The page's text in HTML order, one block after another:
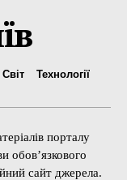
Світ
Технології
порталу
обов’язкового
сайт джерела.